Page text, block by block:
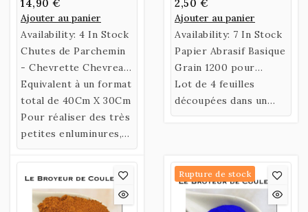
14,90 €
Ajouter au panier
Availability: 4 In Stock
Chutes de Parchemin
- Chevrette Chevreau
Chèvre - Pochette
divers Formats
Equivalent à un format
total de 40Cm X 30Cm
Pour réaliser des très
petites enluminures,
marque-page, ou
découvrir le travail
sur parchemin
2,50 €
Ajouter au panier
Availability: 7 In Stock
Papier Abrasif Basique
Grain 1200 pour
poncer votre
Parchemin.
Lot de 4 feuilles
découpées dans un
format pratique pour
Rupture de stock